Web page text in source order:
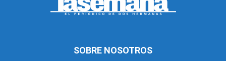
SOBRE NOSOTROS